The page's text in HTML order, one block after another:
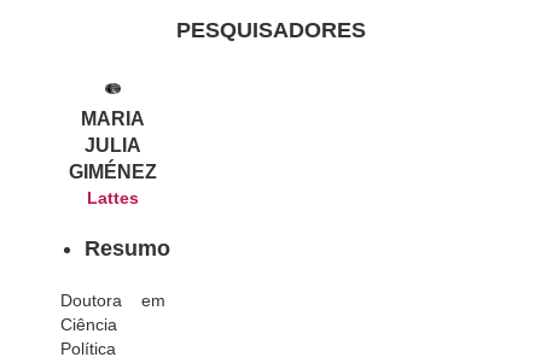
PESQUISADORES
MARIA
JULIA
GIMÉNEZ
Lattes
Resumo
Doutora em
Ciência
Política